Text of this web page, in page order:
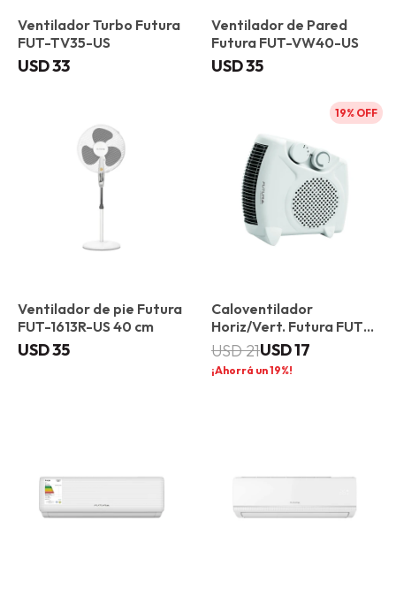
Ventilador Turbo Futura
FUT-TV35-US
USD33
Ventilador de Pared
Futura FUT-VW40-US
USD35
Ventilador de pie Futura
FUT-1613R-US 40 cm
USD35
19
Caloventilador
Horiz/Vert. Futura FUT-
CV2003VH
USD17
USD21
19